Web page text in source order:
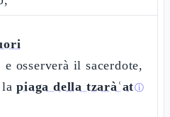
e osserverà il sacerdote,
lapiaga della tzaràʿatⓘ